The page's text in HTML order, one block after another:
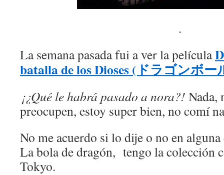
.
La semana pasada fui a ver la película
batalla de los Dioses (ドラゴンボ
¡¿Qué le habrá pasado a nora?! Nada,
preocupen, estoy super bien, no comí
No me acuerdo si lo dije o no en
La bola de dragón, tengo la colección
Tokyo.